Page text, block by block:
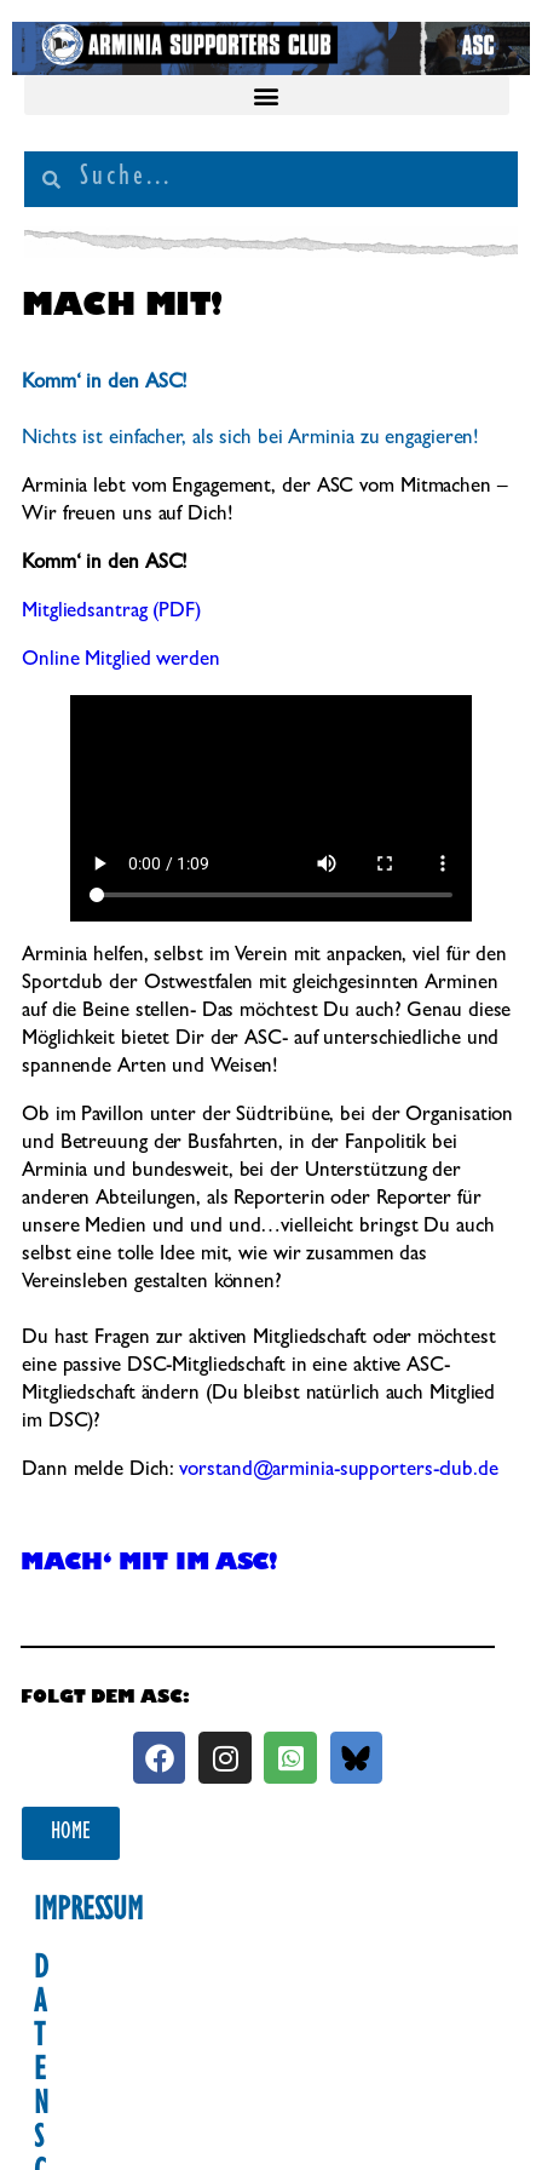
MACH MIT!
Komm‘ in den ASC!
Nichts ist einfacher, als sich bei Arminia zu engagieren!
Arminia lebt vom Engagement, der ASC vom Mitmachen –
Wir freuen uns auf Dich!
Komm‘ in den ASC!
Mitgliedsantrag (PDF)
Online Mitglied werden
Arminia helfen, selbst im Verein mit anpacken, viel für den
Sportclub der Ostwestfalen mit gleichgesinnten Arminen
auf die Beine stellen- Das möchtest Du auch? Genau diese
Möglichkeit bietet Dir der ASC- auf unterschiedliche und
spannende Arten und Weisen!
Ob im Pavillon unter der Südtribüne, bei der Organisation
und Betreuung der Busfahrten, in der Fanpolitik bei
Arminia und bundesweit, bei der Unterstützung der
anderen Abteilungen, als Reporterin oder Reporter für
unsere Medien und und und…vielleicht bringst Du auch
selbst eine tolle Idee mit, wie wir zusammen das
Vereinsleben gestalten können?
Du hast Fragen zur aktiven Mitgliedschaft oder möchtest
eine passive DSC-Mitgliedschaft in eine aktive ASC-
Mitgliedschaft ändern (Du bleibst natürlich auch Mitglied
im DSC)?
Dann melde Dich:vorstand@arminia-supporters-club.de
MACH‘ MIT IM ASC!
FOLGT DEM ASC:
HOME
IMPRESSUM
D
A
T
E
N
S